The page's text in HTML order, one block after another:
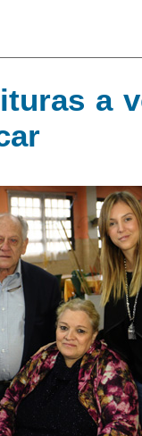
a